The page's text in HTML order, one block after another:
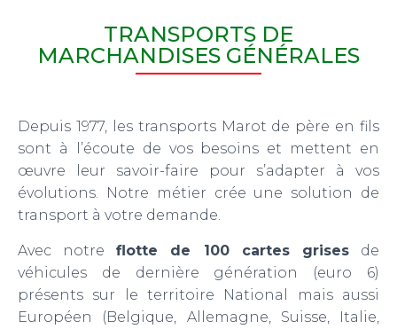
TRANSPORTS DE
MARCHANDISES GÉNÉRALES
Depuis 1977, les transports Marot de père en fils
sont à l’écoute de vos besoins et mettent en
œuvre leur savoir-faire pour s’adapter à vos
évolutions. Notre métier crée une solution de
transport à votre demande.
Avec notreflotte de 100 cartes grisesde
véhicules de dernière génération (euro 6)
présents sur le territoire National mais aussi
Européen (Belgique, Allemagne, Suisse, Italie,